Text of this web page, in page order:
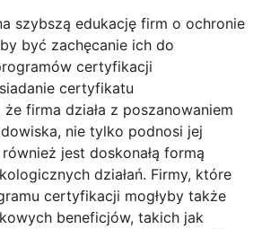
szybszą edukację firm o ochronie
być zachęcanie ich do
certyfikacji
certyfikatu
firma działa z poszanowaniem
nie tylko podnosi jej
jest doskonałą formą
działań. Firmy, które
certyfikacji mogłyby także
beneficjów, takich jak